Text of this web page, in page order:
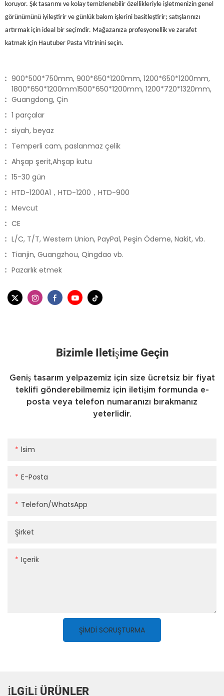
koruyor. Şık tasarımı ve kolay temizlenebilir özellikleriyle işletmenizin genel
görünümünü iyileştirir ve günlük bakım işlerini basitleştirir; satışlarınızı
artırmak için ideal bir seçimdir. Mağazanıza profesyonellik ve zarafet
katmak için Hautuber Pasta Vitrinini seçin.
: 900*500*750mm, 900*650*1200mm, 1200*650*1200mm,
1800*650*1200mm1500*650*1200mm, 1200*720*1320mm,
: Guangdong, Çin
: 1 parçalar
: siyah, beyaz
: Temperli cam, paslanmaz çelik
: Ahşap şerit,Ahşap kutu
: 15-30 gün
: HTD-1200A1，HTD-1200，HTD-900
: Mevcut
: CE
: L/C, T/T, Western Union, PayPal, Peşin Ödeme, Nakit, vb.
: Tianjin, Guangzhou, Qingdao vb.
: Pazarlık etmek
Bizimle Iletişime Geçin
Geniş tasarım yelpazemiz için size ücretsiz bir fiyat
teklifi gönderebilmemiz için iletişim formunda e-
posta veya telefon numaranızı bırakmanız
yeterlidir.
İsim
E-Posta
Telefon/WhatsApp
Şirket
Içerik
ŞIMDI SORUŞTURMA
İLGILI ÜRÜNLER